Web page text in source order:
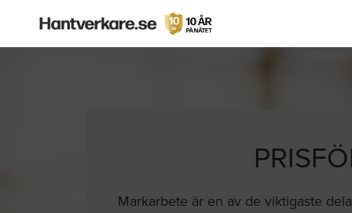
Markarbete är en av de viktigaste